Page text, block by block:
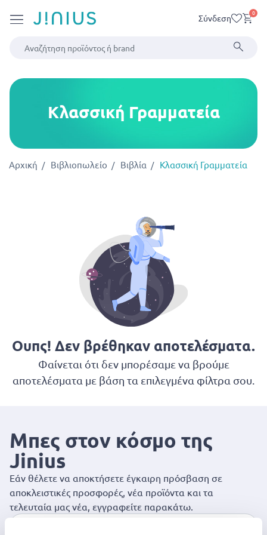
Σύνδεση 0
Κλασσική Γραμματεία
Αρχική Βιβλιοπωλείο Βιβλία Κλασσική Γραμματεία
Ουπς! Δεν βρέθηκαν αποτελέσματα.
Φαίνεται ότι δεν μπορέσαμε να βρούμε
αποτελέσματα με βάση τα επιλεγμένα φίλτρα σου.
Μπες στον κόσμο της
Jinius
Εάν θέλετε να αποκτήσετε έγκαιρη πρόσβαση σε
αποκλειστικές προσφορές, νέα προϊόντα και τα
τελευταία μας νέα, εγγραφείτε παρακάτω.